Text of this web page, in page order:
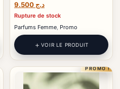
Le
prix
initial
était :
د.جLe
prix
est :
Rupture de stock
Parfums Femme, Promo
VOIR LE PRODUIT
PROMO !